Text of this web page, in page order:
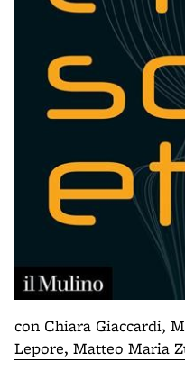
con Chiara Giaccardi,
Lepore, Matteo Maria